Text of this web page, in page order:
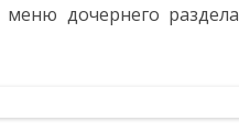
меню дочернего раздела